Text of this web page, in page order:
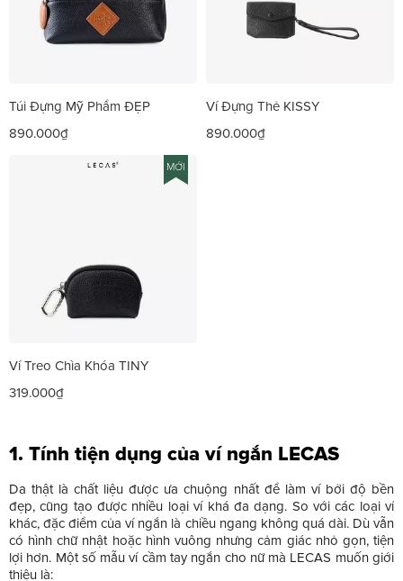
Túi Đựng Mỹ Phẩm ĐẸP
890.000₫
Ví Đựng Thẻ KISSY
890.000₫
MỚI
Ví Treo Chìa Khóa TINY
319.000₫
1. Tính tiện dụng của ví ngắn LECAS
Da thật là chất liệu được ưa chuộng nhất để làm ví bởi độ bền
đẹp, cũng tạo được nhiều loại ví khá đa dạng. So với các loại ví
khác, đặc điểm của ví ngắn là chiều ngang không quá dài. Dù vẫn
có hình chữ nhật hoặc hình vuông nhưng cảm giác nhỏ gọn, tiện
lợi hơn. Một số mẫu ví cầm tay ngắn cho nữ mà LECAS muốn giới
thiệu là: